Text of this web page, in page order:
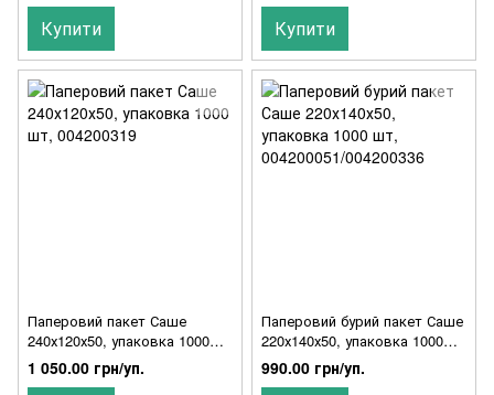
Купити Купити
Паперовий пакет Саше
240х120х50, упаковка 1000
шт, 004200319
1 050.00 грн/уп.
Паперовий бурий пакет Саше
220х140х50, упаковка 1000
шт, 004200051/004200336
990.00 грн/уп.